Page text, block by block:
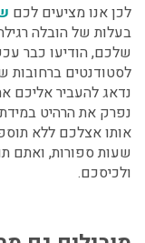
לכן אנו מציעים לכם
בעלות של הובלה
שלכם, הודיעו כבר
לסטודנטים ברחובות
נדאג להעביר אליכם
נפרק את הרהיט
אותו אצלכם ללא
שעות ספורות, ואתם
ולכיסכם.